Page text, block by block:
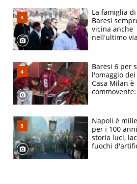
La famiglia
Baresi
vicina anche
nell'ultimo
circondati
dall'affetto
Baresi 6 per
l'omaggio
Casa Milan è
commovente:
bigliettini
Napoli è
per i 100
storia luci,
fuochi